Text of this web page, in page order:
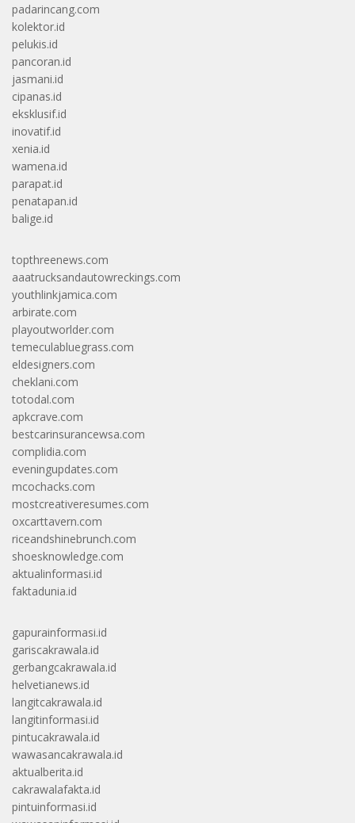
padarincang.com
kolektor.id
pelukis.id
pancoran.id
jasmani.id
cipanas.id
eksklusif.id
inovatif.id
xenia.id
wamena.id
parapat.id
penatapan.id
balige.id
topthreenews.com
aaatrucksandautowreckings.com
youthlinkjamica.com
arbirate.com
playoutworlder.com
temeculabluegrass.com
eldesigners.com
cheklani.com
totodal.com
apkcrave.com
bestcarinsurancewsa.com
complidia.com
eveningupdates.com
mcochacks.com
mostcreativeresumes.com
oxcarttavern.com
riceandshinebrunch.com
shoesknowledge.com
aktualinformasi.id
faktadunia.id
gapurainformasi.id
gariscakrawala.id
gerbangcakrawala.id
helvetianews.id
langitcakrawala.id
langitinformasi.id
pintucakrawala.id
wawasancakrawala.id
aktualberita.id
cakrawalafakta.id
pintuinformasi.id